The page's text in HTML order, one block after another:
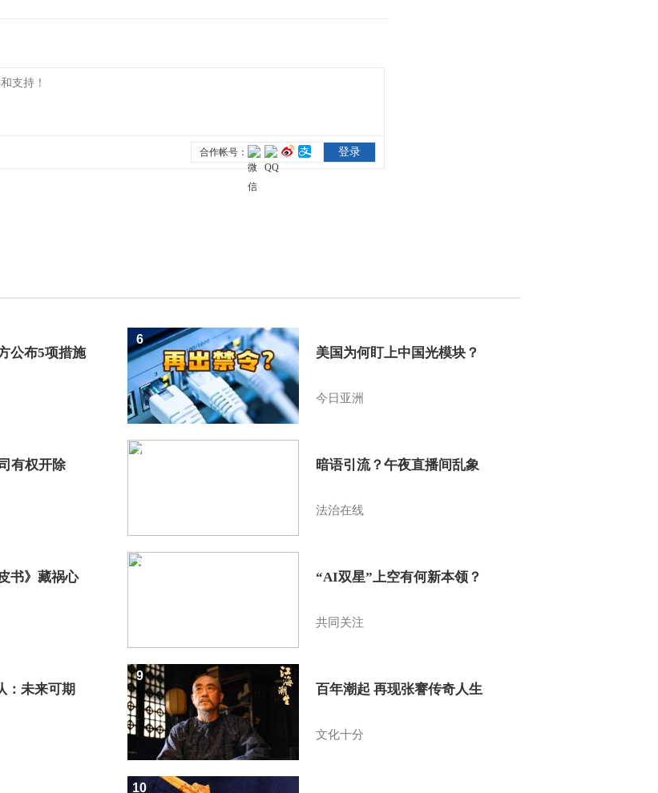
公布5项措施
有权开除
书》藏祸心
：未来可期
美国为何盯上中国光模块？
今日亚洲
6
暗语引流？午夜直播间乱象
法治在线
7
“AI双星”上空有何新本领？
共同关注
8
百年潮起 再现张謇传奇人生
文化十分
9
10